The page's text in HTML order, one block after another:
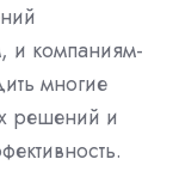
и компаниям-
многие
решений и